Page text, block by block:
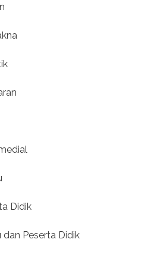
Didik
dan Peserta Didik